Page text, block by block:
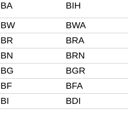
BA BIH
BW BWA
BR BRA
BN BRN
BG BGR
BF BFA
BI BDI